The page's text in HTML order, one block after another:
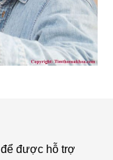
để được hỗ trợ